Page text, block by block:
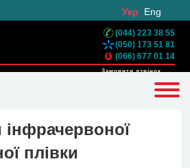
Укр Eng
(044) 223 38 55
(050) 173 51 81
(066) 677 01 14
Замовити дзвінок
плівки